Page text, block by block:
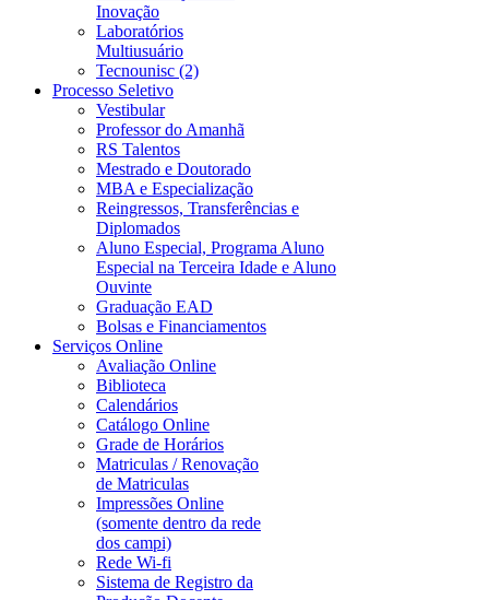
Inovação
Laboratórios
Multiusuário
Tecnounisc (2)
Processo Seletivo
Vestibular
Professor do Amanhã
RS Talentos
Mestrado e Doutorado
MBA e Especialização
Reingressos, Transferências e
Diplomados
Aluno Especial, Programa Aluno
Especial na Terceira Idade e Aluno
Ouvinte
Graduação EAD
Bolsas e Financiamentos
Serviços Online
Avaliação Online
Biblioteca
Calendários
Catálogo Online
Grade de Horários
Matriculas / Renovação
de Matriculas
Impressões Online
(somente dentro da rede
dos campi)
Rede Wi-fi
Sistema de Registro da